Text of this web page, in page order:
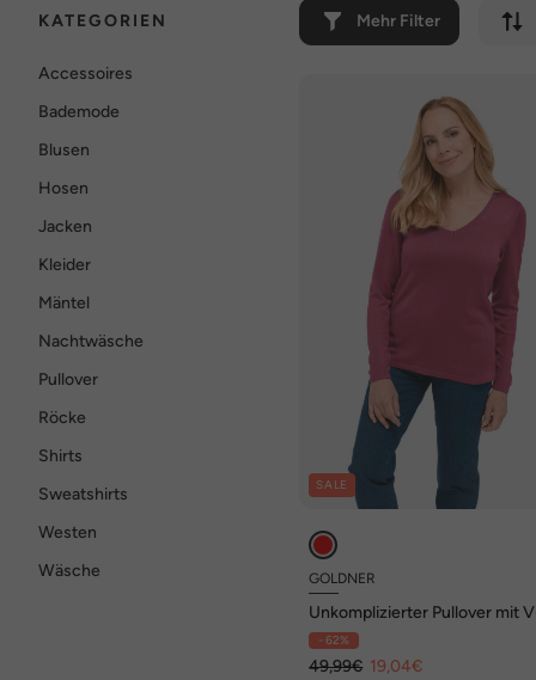
KATEGORIEN Mehr Filter
Accessoires
Bademode
Blusen
Hosen
Jacken
Kleider
Mäntel
Nachtwäsche
Pullover
Röcke
Shirts
Sweatshirts
Westen
Wäsche
SALE
GOLDNER
Unkomplizierter Pullover mit
Ausschnitt
- 62%
49,99€ 19,04€